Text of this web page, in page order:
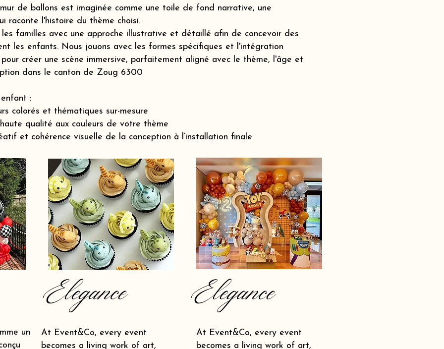
de ballons est imaginée comme une toile de fond narrative, une
raconte l'histoire du thème choisi.
les familles avec une approche illustrative et détaillé afin de concevoir des
les enfants. Nous jouons avec les formes spécifiques et l'intégration
créer une scène immersive, parfaitement aligné avec le thème, l'âge et
dans le canton de Zoug 6300
:
colorés et thématiques sur-mesure
qualité aux couleurs de votre thème
et cohérence visuelle de la conception à l’installation finale
un
Elegance
At Event&Co, every event
becomes a living work of art,
Elegance
At Event&Co, every event
becomes a living work of art,